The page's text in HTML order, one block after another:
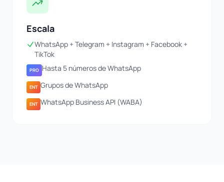
Escala
WhatsApp + Telegram + Instagram + Facebook +
TikTok
PRO Hasta 5 números de WhatsApp
ENT Grupos de WhatsApp
ENT WhatsApp Business API (WABA)